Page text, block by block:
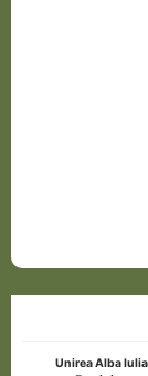
Unirea Alba Iulia